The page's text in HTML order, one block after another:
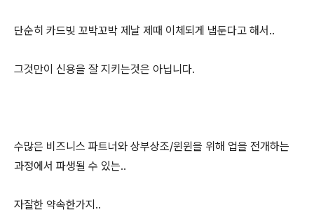
단순히 카드빚 꼬박꼬박 제날 제때 이체되게 냅둔다고 해서..
그것만이 신용을 잘 지키는것은 아닙니다.
수많은 비즈니스 파트너와 상부상조/윈윈을 위해 업을 전개하는
과정에서 파생될 수 있는..
자잘한 약속한가지..